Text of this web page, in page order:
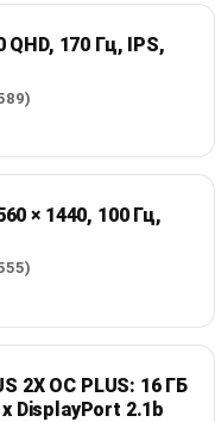
QHD, 170 Гц, IPS,
× 1440, 100 Гц,
2X OC PLUS: 16 ГБ
x DisplayPort 2.1b